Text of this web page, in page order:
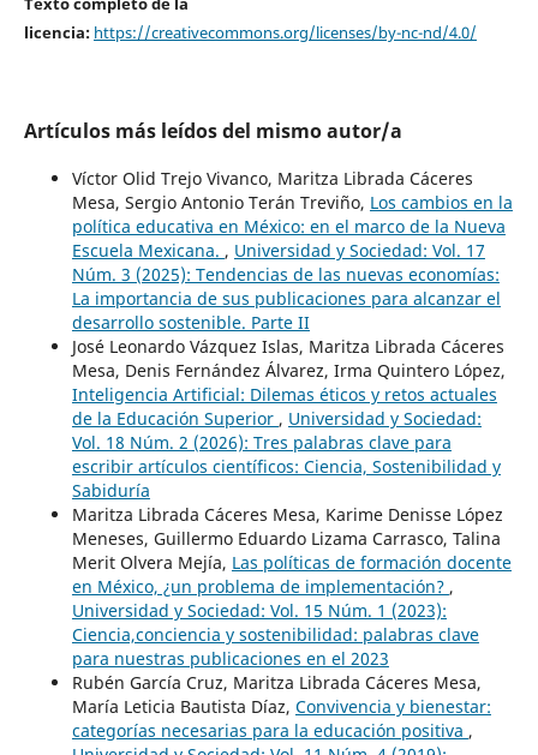
licencia: https://creativecommons.org/licenses/by-nc-nd/4.0/
Artículos más leídos del mismo autor/a
Víctor Olid Trejo Vivanco, Maritza Librada Cáceres
Mesa, Sergio Antonio Terán Treviño, Los cambios en la
política educativa en México: en el marco de la Nueva
Escuela Mexicana. , Universidad y Sociedad: Vol. 17
Núm. 3 (2025): Tendencias de las nuevas economías:
La importancia de sus publicaciones para alcanzar el
desarrollo sostenible. Parte II
José Leonardo Vázquez Islas, Maritza Librada Cáceres
Mesa, Denis Fernández Álvarez, Irma Quintero López,
Inteligencia Artificial: Dilemas éticos y retos actuales
de la Educación Superior , Universidad y Sociedad:
Vol. 18 Núm. 2 (2026): Tres palabras clave para
escribir artículos científicos: Ciencia, Sostenibilidad y
Sabiduría
Maritza Librada Cáceres Mesa, Karime Denisse López
Meneses, Guillermo Eduardo Lizama Carrasco, Talina
Merit Olvera Mejía, Las políticas de formación docente
en México, ¿un problema de implementación? ,
Universidad y Sociedad: Vol. 15 Núm. 1 (2023):
Ciencia,conciencia y sostenibilidad: palabras clave
para nuestras publicaciones en el 2023
Rubén García Cruz, Maritza Librada Cáceres Mesa,
María Leticia Bautista Díaz, Convivencia y bienestar:
categorías necesarias para la educación positiva ,